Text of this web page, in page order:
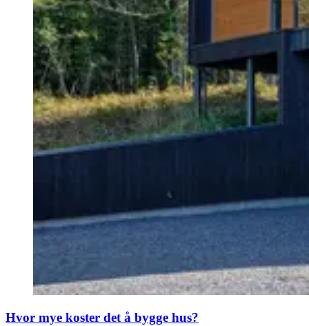
Hvor mye koster det å bygge hus?